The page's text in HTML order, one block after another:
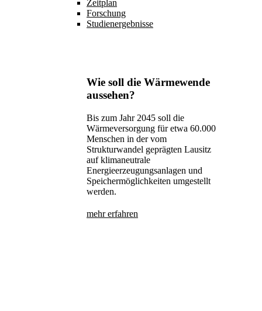
Zeitplan
Forschung
Studienergebnisse
Wie soll die Wärmewende
aussehen?
Bis zum Jahr 2045 soll die
Wärmeversorgung für etwa 60.000
Menschen in der vom
Strukturwandel geprägten Lausitz
auf klimaneutrale
Energieerzeugungsanlagen und
Speichermöglichkeiten umgestellt
werden.
mehr erfahren